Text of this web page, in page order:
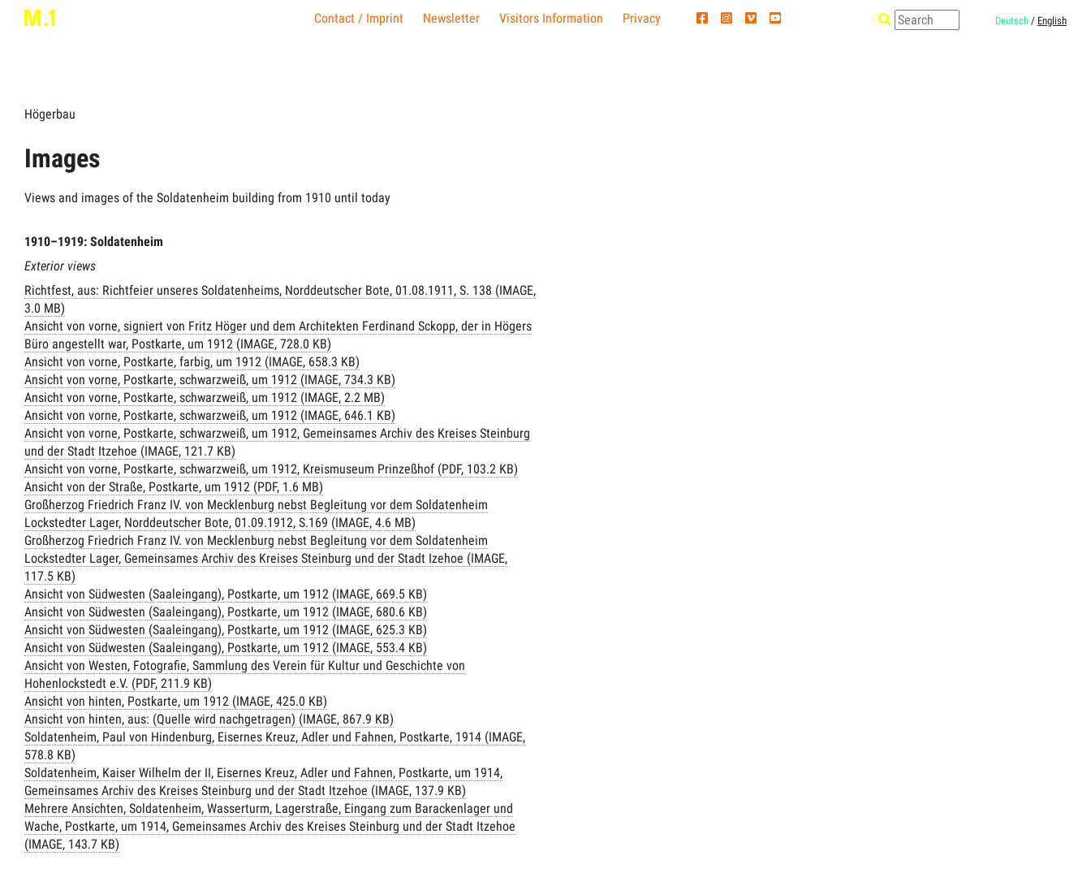
Contact / Imprint Newsletter Visitors Information Privacy Deutsch / English
Högerbau
Images
Views and images of the Soldatenheim building from 1910 until today
1910–1919: Soldatenheim
Exterior views
Richtfest, aus: Richtfeier unseres Soldatenheims, Norddeutscher Bote, 01.08.1911, S. 138 (IMAGE,
3.0 MB)
Ansicht von vorne, signiert von Fritz Höger und dem Architekten Ferdinand Sckopp, der in Högers
Büro angestellt war, Postkarte, um 1912 (IMAGE, 728.0 KB)
Ansicht von vorne, Postkarte, farbig, um 1912 (IMAGE, 658.3 KB)
Ansicht von vorne, Postkarte, schwarzweiß, um 1912 (IMAGE, 734.3 KB)
Ansicht von vorne, Postkarte, schwarzweiß, um 1912 (IMAGE, 2.2 MB)
Ansicht von vorne, Postkarte, schwarzweiß, um 1912 (IMAGE, 646.1 KB)
Ansicht von vorne, Postkarte, schwarzweiß, um 1912, Gemeinsames Archiv des Kreises Steinburg
und der Stadt Itzehoe (IMAGE, 121.7 KB)
Ansicht von vorne, Postkarte, schwarzweiß, um 1912, Kreismuseum Prinzeßhof (PDF, 103.2 KB)
Ansicht von der Straße, Postkarte, um 1912 (PDF, 1.6 MB)
Großherzog Friedrich Franz IV. von Mecklenburg nebst Begleitung vor dem Soldatenheim
Lockstedter Lager, Norddeutscher Bote, 01.09.1912, S.169 (IMAGE, 4.6 MB)
Großherzog Friedrich Franz IV. von Mecklenburg nebst Begleitung vor dem Soldatenheim
Lockstedter Lager, Gemeinsames Archiv des Kreises Steinburg und der Stadt Izehoe (IMAGE,
117.5 KB)
Ansicht von Südwesten (Saaleingang), Postkarte, um 1912 (IMAGE, 669.5 KB)
Ansicht von Südwesten (Saaleingang), Postkarte, um 1912 (IMAGE, 680.6 KB)
Ansicht von Südwesten (Saaleingang), Postkarte, um 1912 (IMAGE, 625.3 KB)
Ansicht von Südwesten (Saaleingang), Postkarte, um 1912 (IMAGE, 553.4 KB)
Ansicht von Westen, Fotografie, Sammlung des Verein für Kultur und Geschichte von
Hohenlockstedt e.V. (PDF, 211.9 KB)
Ansicht von hinten, Postkarte, um 1912 (IMAGE, 425.0 KB)
Ansicht von hinten, aus: (Quelle wird nachgetragen) (IMAGE, 867.9 KB)
Soldatenheim, Paul von Hindenburg, Eisernes Kreuz, Adler und Fahnen, Postkarte, 1914 (IMAGE,
578.8 KB)
Soldatenheim, Kaiser Wilhelm der II, Eisernes Kreuz, Adler und Fahnen, Postkarte, um 1914,
Gemeinsames Archiv des Kreises Steinburg und der Stadt Itzehoe (IMAGE, 137.9 KB)
Mehrere Ansichten, Soldatenheim, Wasserturm, Lagerstraße, Eingang zum Barackenlager und
Wache, Postkarte, um 1914, Gemeinsames Archiv des Kreises Steinburg und der Stadt Itzehoe
(IMAGE, 143.7 KB)